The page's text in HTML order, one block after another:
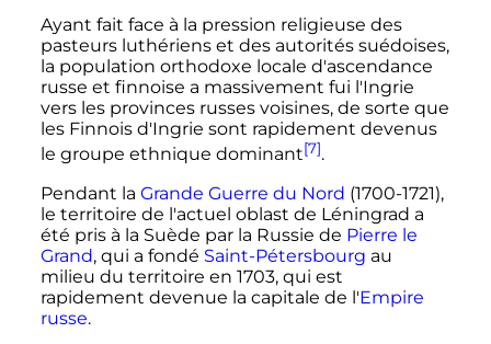
Ayant fait face à la pression religieuse des
pasteurs luthériens et des autorités suédoises,
la population orthodoxe locale d'ascendance
russe et finnoise a massivement fui l'Ingrie
vers les provinces russes voisines, de sorte que
les Finnois d'Ingrie sont rapidement devenus
le groupe ethnique dominant[7].
Pendant la Grande Guerre du Nord (1700-1721),
le territoire de l'actuel oblast de Léningrad a
été pris à la Suède par la Russie de Pierre le
Grand, qui a fondé Saint-Pétersbourg au
milieu du territoire en 1703, qui est
rapidement devenue la capitale de l'Empire
russe.